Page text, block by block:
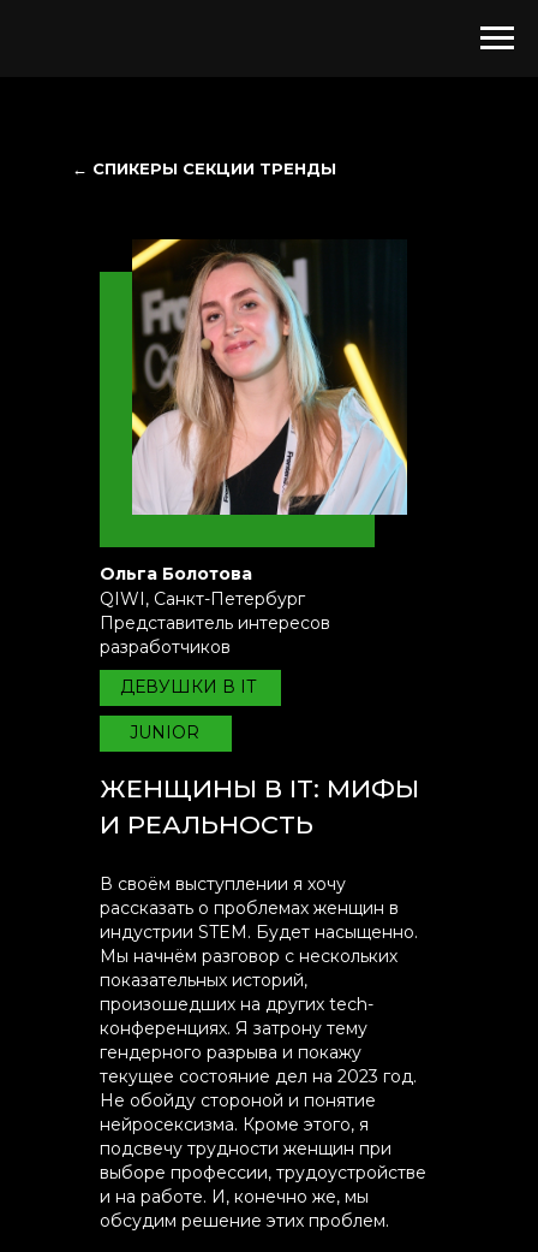
← СПИКЕРЫ СЕКЦИИ ТРЕНДЫ
ЖЕНЩИНЫ В IT: МИФЫ
И РЕАЛЬНОСТЬ
ДЕВУШКИ В IT
В своём выступлении я хочу
рассказать о проблемах женщин в
индустрии STEM. Будет насыщенно.
Мы начнём разговор с нескольких
показательных историй,
произошедших на других tech-
конференциях. Я затрону тему
гендерного разрыва и покажу
текущее состояние дел на 2023 год.
Не обойду стороной и понятие
нейросексизма. Кроме этого, я
подсвечу трудности женщин при
выборе профессии, трудоустройстве
и на работе. И, конечно же, мы
обсудим решение этих проблем.
JUNIOR
Ольга Болотова
QIWI, Санкт-Петербург
Представитель интересов
разработчиков